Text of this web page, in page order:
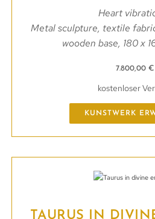
Heart
Metal sculpture, textile
wooden base, 180 x
7.800,00 €
kostenloser
KUNSTWERK
TAURUS IN